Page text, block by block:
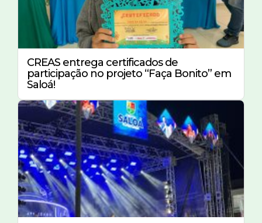
CREAS entrega certificados de
participação no projeto “Faça Bonito” em
Saloá!